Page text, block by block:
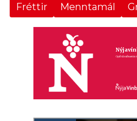
Fréttir Menntamál